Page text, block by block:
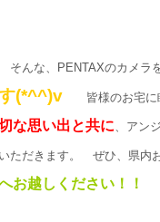
そんな、PENTAXのカメラを
(*^^)v 皆様のお宅に
な思い出と共に、アン
いただきます。 ぜひ、県内
お越しください！！